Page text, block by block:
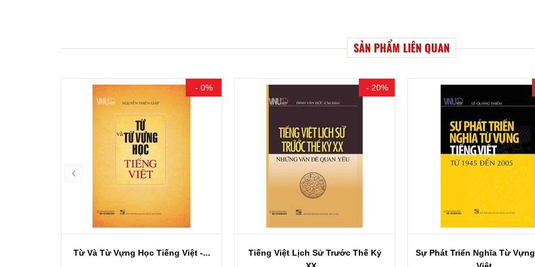
SẢN PHẨM LIÊN QUAN
- 20%
Tiếng Việt Lịch Sử Trước Thế Kỷ
- 20%
Sự Phát Triển Nghĩa Từ Vựng Tiếng
Văn Chương Khoa Cử Triều